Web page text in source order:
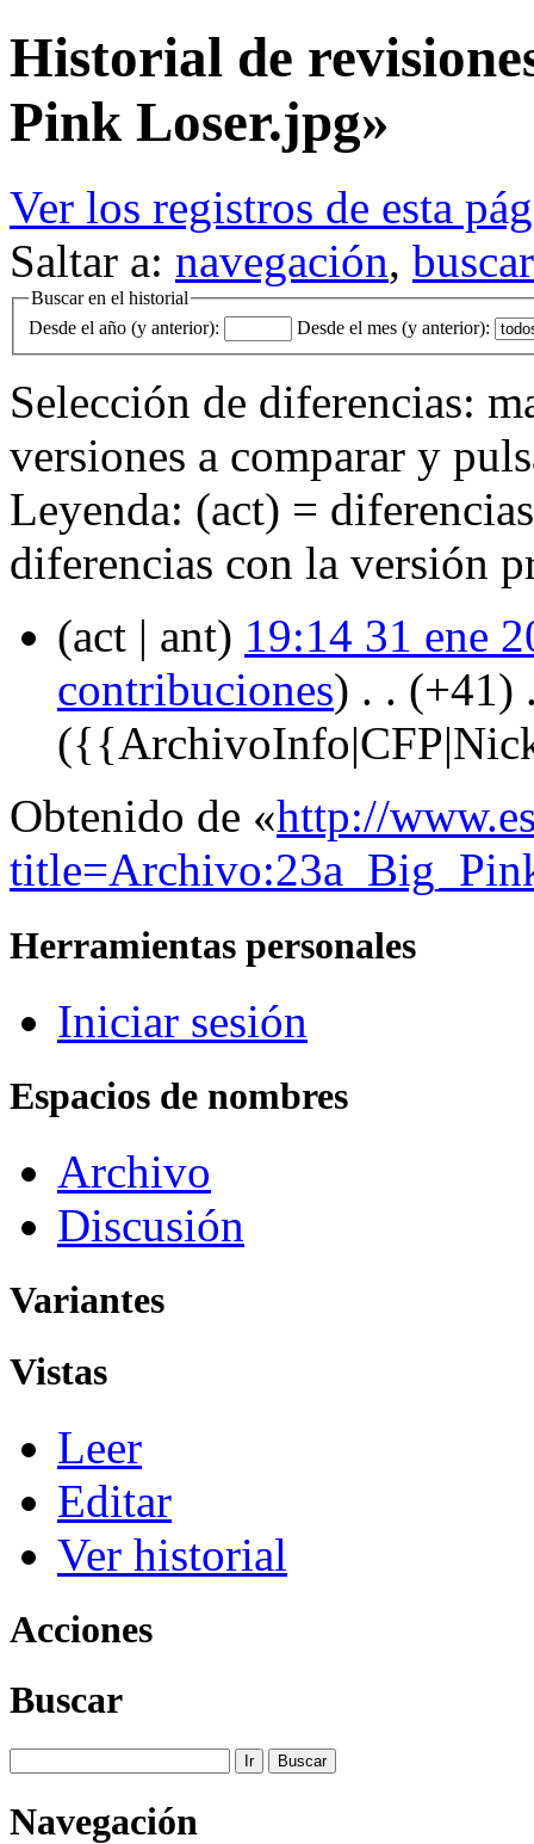
Historial de
Pink Loser.jpg»
Ver los registros de esta
Saltar a: navegación, buscar
Buscar en el historial
Desde el año (y anterior):
Desde el mes (y anterior):
Selección de diferencias:
versiones a comparar y
Leyenda: (act) =
diferencias con la versión
(act | ant) 19:14 31 ene
contribuciones) ‎ . . (+41)
Obtenido de «http://
Herramientas personales
Iniciar sesión
Espacios de nombres
Archivo
Discusión
Variantes
Vistas
Leer
Editar
Ver historial
Acciones
Buscar
Navegación